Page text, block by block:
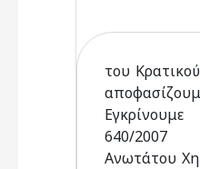
του
640/
Ανωτάτου